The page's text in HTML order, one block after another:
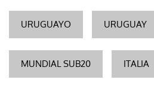
URUGUAYO URUGUAY
MUNDIAL SUB20 ITALIA